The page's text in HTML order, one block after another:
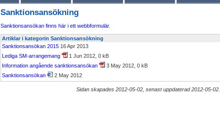
Sanktionsansökning
Sanktionsansökan finns här i ett webbformulär.
Artiklar i kategorin Sanktionsansökning
Sanktionsansökan 2015 16 Apr 2013
Lediga SM-arrangemang
1 Jun 2012, 0 kB
Information angående sanktionsansökan
3 May 2012, 0 kB
Sanktionsansökan
2 May 2012
Sidan skapades 2012-05-02, senast uppdaterad 2012-05-02.